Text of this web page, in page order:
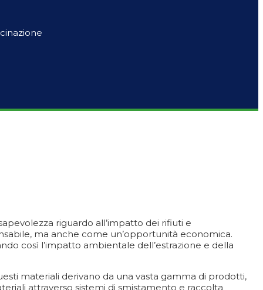
riguardo all’impatto dei rifiuti e
ma anche come un’opportunità economica.
così l’impatto ambientale dell’estrazione e della
materiali derivano da una vasta gamma di prodotti,
attraverso sistemi di smistamento e raccolta